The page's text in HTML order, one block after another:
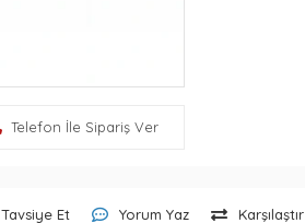
Telefon İle Sipariş Ver
Tavsiye Et Yorum Yaz Karşılaştır